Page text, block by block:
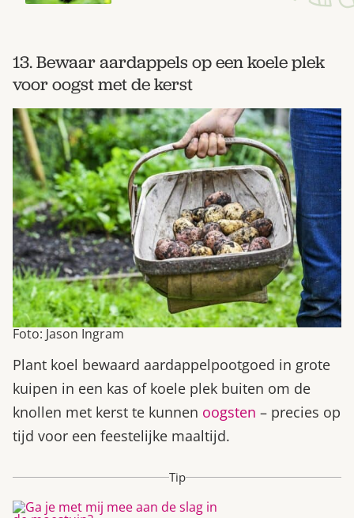
13. Bewaar aardappels op een koele plek
voor oogst met de kerst
Foto: Jason Ingram
Plant koel bewaard aardappelpootgoed in grote
kuipen in een kas of koele plek buiten om de
knollen met kerst te kunnen oogsten – precies op
tijd voor een feestelijke maaltijd.
Tip